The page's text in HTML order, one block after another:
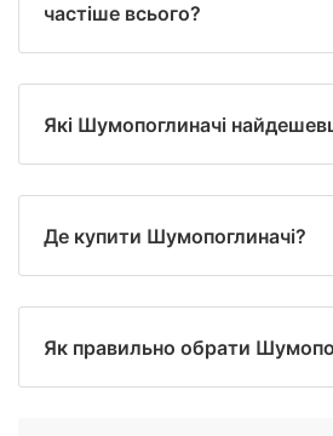
частіше всього?
Які Шумопоглиначі
Де купити Шумопоглиначі?
Як правильно обрати